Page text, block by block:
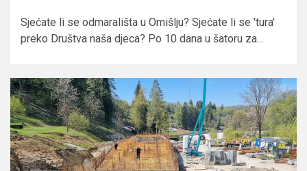
Sjećate li se odmarališta u Omišlju? Sjećate li se 'tura'
preko Društva naša djeca? Po 10 dana u šatoru za...